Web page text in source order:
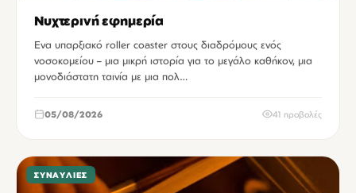
Νυχτερινή εφημερία
Ενα υπαρξιακό roller coaster στους διαδρόμους ενός
νοσοκομείου – μια μικρή ιστορία για το μεγάλο καθήκον, μια
μονοδιάστατη ταινία με μια πολ…
05/08/2026 41 προβολές
ΣΥΝΑΥΛΊΕΣ